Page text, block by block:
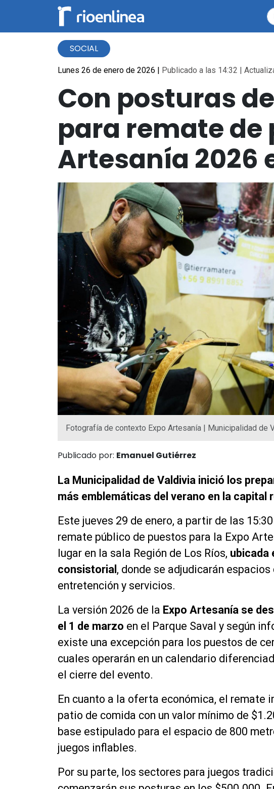
SOCIAL
Lunes 26 de enero de 2026 | Publicado a las 14:32 |
Con posturas
para remate de
Artesanía 2026
Fotografía de contexto Expo Artesanía | Municipalidad de
Publicado por: Emanuel Gutiérrez
La Municipalidad de Valdivia inició los
más emblemáticas del verano en la capital
Este jueves 29 de enero, a partir de las
remate público de puestos para la Expo
lugar en la sala Región de Los Ríos, ubicada
consistorial , donde se adjudicarán
entretención y servicios.
La versión 2026 de la Expo Artesanía se
el 1 de marzo en el Parque Saval y según
existe una excepción para los puestos de
cuales operarán en un calendario
el cierre del evento.
En cuanto a la oferta económica, el remate
patio de comida con un valor mínimo de
base estipulado para el espacio de 800
juegos inflables.
Por su parte, los sectores para juegos